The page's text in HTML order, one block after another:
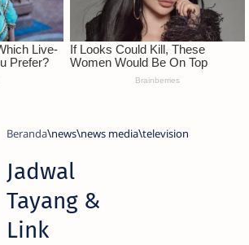
Beranda news news media television
Jadwal
Tayang &
Link